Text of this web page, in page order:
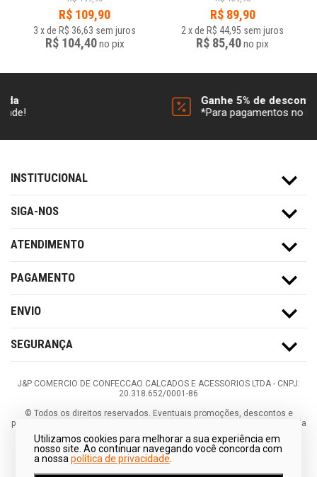
R$ 109,90
3 xde R$ 36,63 sem juros
R$ 104,40no pix
R$ 89,90
2 xde R$ 44,95 sem juros
R$ 85,40no pix
Ganhe 5% de desconto*
*Para pagamentos no boleto
INSTITUCIONAL
SIGA-NOS
ATENDIMENTO
PAGAMENTO
ENVIO
SEGURANÇA
J&P COMERCIO DE CONFECCAO CALCADOS E ACESSORIOS LTDA - CNPJ:
20.318.652/0001-86
© Todos os direitos reservados. Eventuais promoções, descontos e
prazos de pagamento expostos aqui são válidos apenas para compras via
internet. As fotos, textos e layout aqui veiculados são de propriedade da
Loja. É proibida a utilização total ou parcial sem nossa autorização.
Utilizamos cookies para melhorar a sua experiência em
nosso site. Ao continuar navegando você concorda com
a nossa política de privacidade